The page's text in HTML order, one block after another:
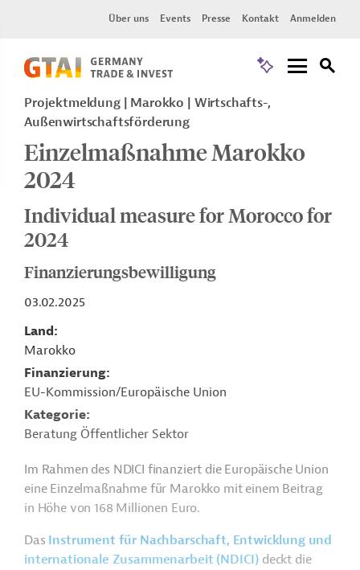
Über uns Events Presse Kontakt Anmelden
Projektmeldung Marokko
Wirtschafts-,
Außenwirtschaftsförderung
Einzelmaßnahme Marokko
2024
Individual measure for Morocco for
2024
Finanzierungsbewilligung
03.02.2025
Land
Marokko
Finanzierung
EU-Kommission/Europäische Union
Kategorie
Beratung Öffentlicher Sektor
Im Rahmen des NDICI finanziert die Europäische Union
eine Einzelmaßnahme für Marokko mit einem Beitrag
in Höhe von 168 Millionen Euro.
Das Instrument für Nachbarschaft, Entwicklung und
internationale Zusammenarbeit (NDICI) deckt die